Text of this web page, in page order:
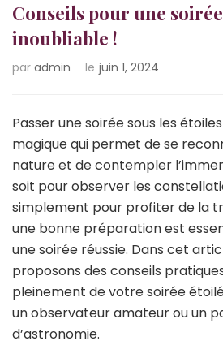
Conseils pour une
inoubliable !
par admin le juin 1, 2024
Passer une soirée sous les
magique qui permet de se
nature et de contempler
soit pour observer les
simplement pour profiter de la
une bonne préparation est
une soirée réussie. Dans cet
proposons des conseils
pleinement de votre soirée
un observateur amateur ou un
d’astronomie.